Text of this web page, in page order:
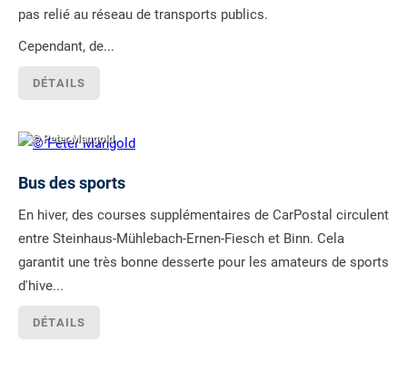
pas relié au réseau de transports publics.
Cependant, de...
DÉTAILS
© Peter Mangold
Bus des sports
En hiver, des courses supplémentaires de CarPostal circulent
entre Steinhaus-Mühlebach-Ernen-Fiesch et Binn. Cela
garantit une très bonne desserte pour les amateurs de sports
d'hive...
DÉTAILS